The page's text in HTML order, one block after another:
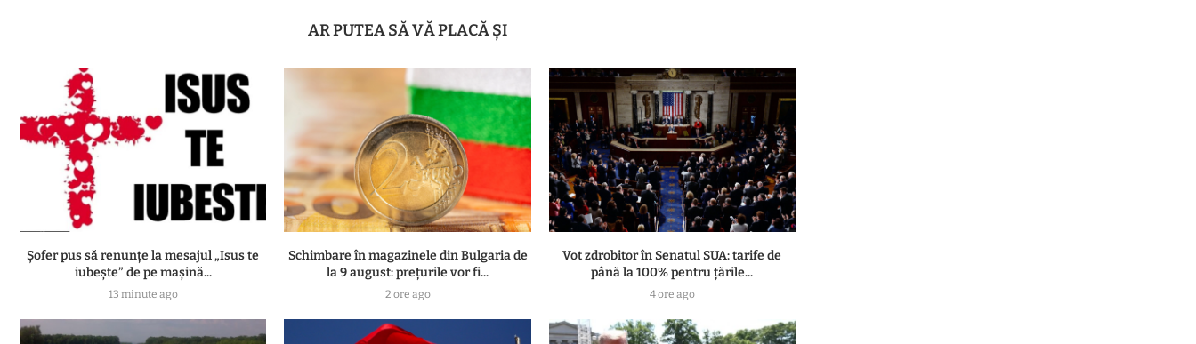
AR PUTEA SĂ VĂ PLACĂ ȘI
Șofer pus să renunțe la mesajul „Isus te
iubește” de pe mașină...
13 minute ago
Schimbare în magazinele din Bulgaria de
la 9 august: prețurile vor fi...
2 ore ago
Vot zdrobitor în Senatul SUA: tarife de
până la 100% pentru țările...
4 ore ago